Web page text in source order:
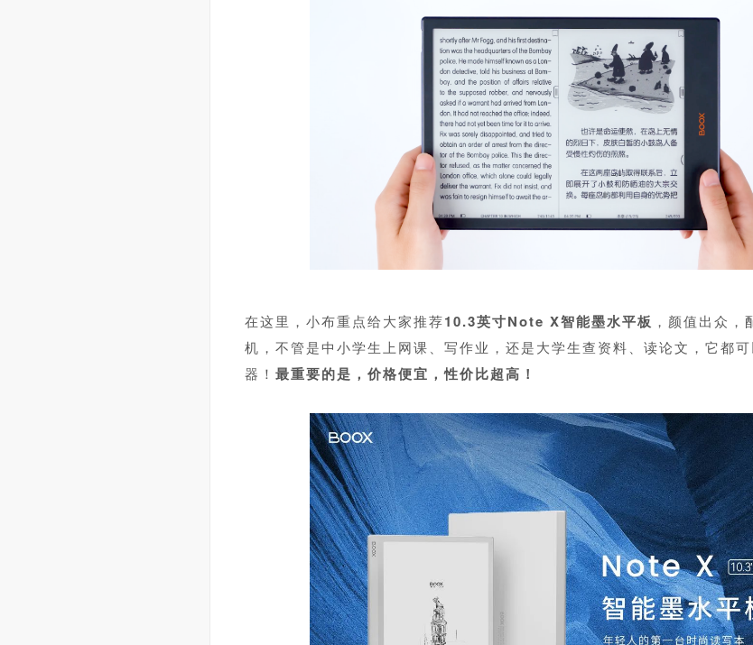
在这里，小布重点给大家推荐10.3英寸Note X智能墨水平板 ，颜值出众，
机，不管是中小学生上网课、写作业，还是大学生查资料、读论文，它都
器！ 最重要的是，价格便宜，性价比超高！